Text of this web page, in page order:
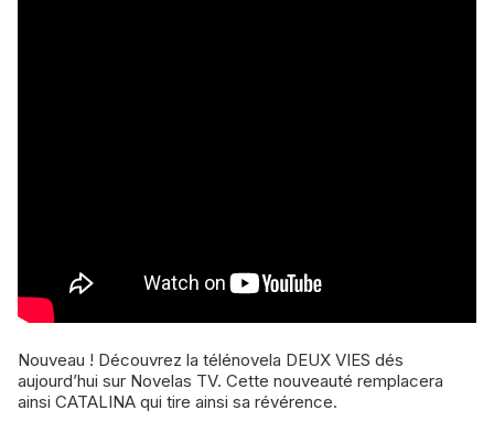
Nouveau ! Découvrez la télénovela DEUX VIES dés
aujourd’hui sur Novelas TV. Cette nouveauté remplacera
ainsi CATALINA qui tire ainsi sa révérence.